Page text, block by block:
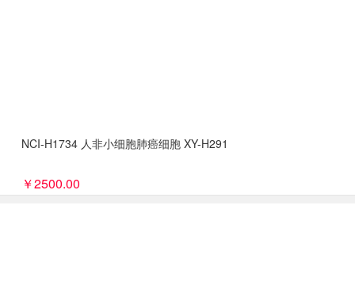
NCI-H1734 人非小细胞肺癌细胞 XY-H291
￥2500.00